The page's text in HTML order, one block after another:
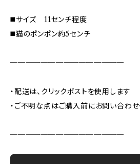
◼️サイズ 11センチ程度
◼️猫のポンポン約5センチ
───────────────
・配送は、クリックポストを使用します
・ご不明な点はご購入前にお問い合わせ
───────────────